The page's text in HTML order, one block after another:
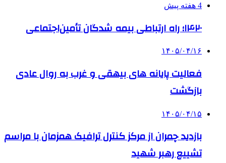
4 هفته پیش
۱۴۲۰؛ راه ارتباطی بیمه شدگان تأمین‌اجتماعی
۱۴۰۵/۰۴/۱۶
فعالیت پایانه های بیهقی و غرب به روال عادی
بازگشت
۱۴۰۵/۰۴/۱۵
بازدید چمران از مرکز کنترل ترافیک همزمان با مراسم
تشییع رهبر شهید